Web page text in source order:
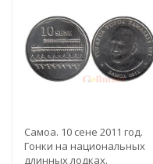
Самоа. 10 сене 2011 год.
Гонки на национальных
длинных лодках.